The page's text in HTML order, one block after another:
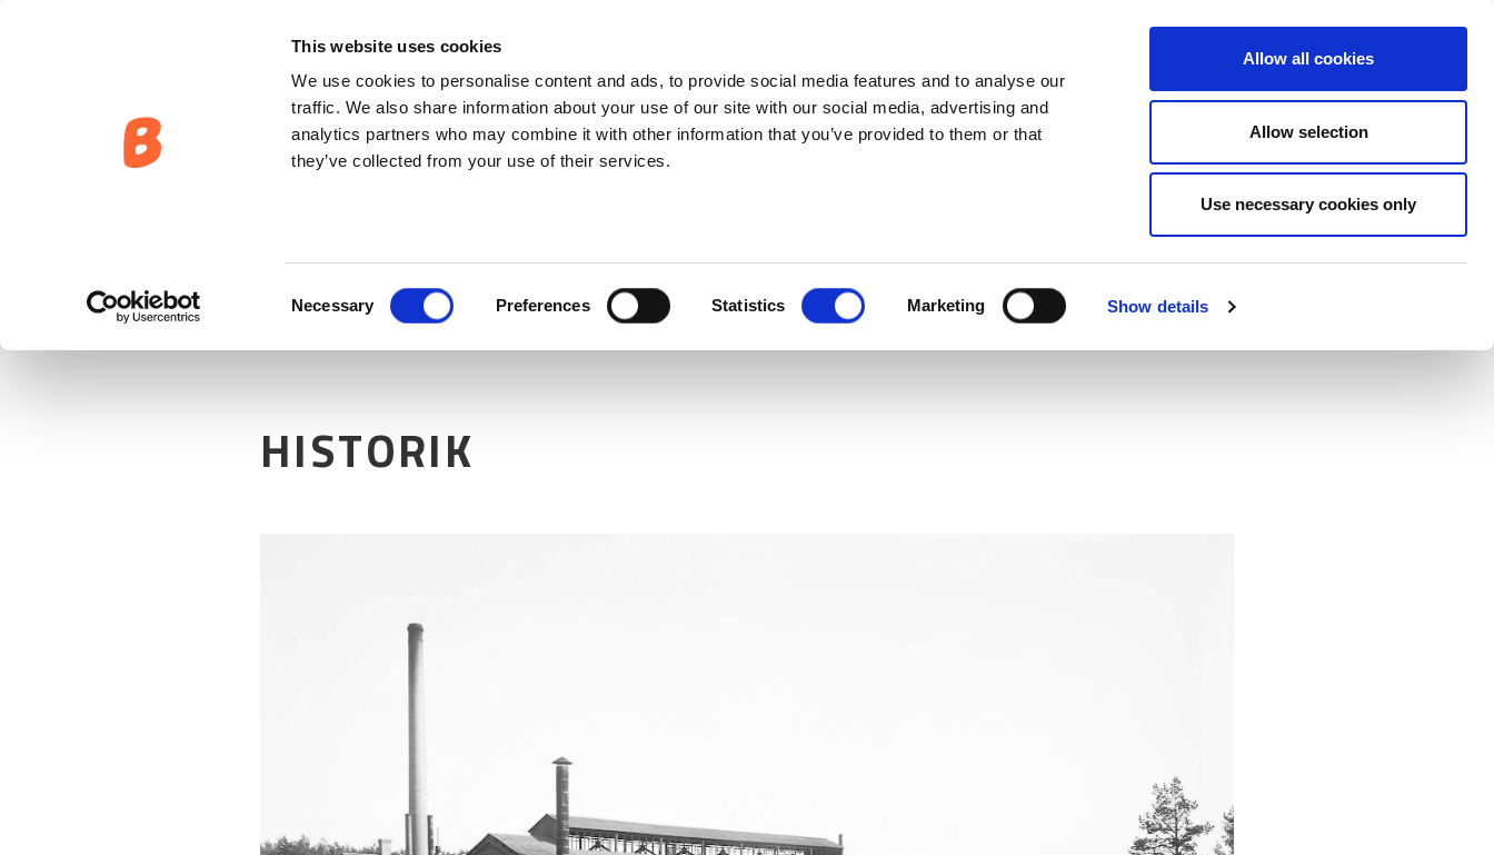
This website uses cookies
We use cookies to personalise content and ads, to provide social media features and to analyse our
traffic. We also share information about your use of our site with our social media, advertising and
analytics partners who may combine it with other information that you’ve provided to them or that
they’ve collected from your use of their services.
Necessary Preferences Statistics Marketing Show details
Allow all cookies
Allow selection
Use necessary cookies only
Dela på Twitter
Dela påDela
HISTORIK